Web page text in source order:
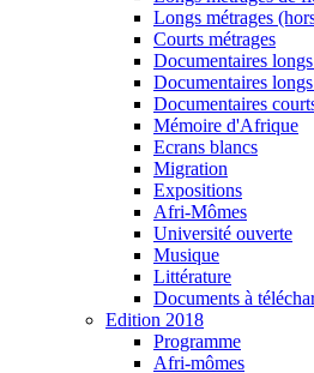
Longs métrages
Courts métrages
Documentaires
Documentaires
Documentaires
Mémoire d'Afrique
Ecrans blancs
Migration
Expositions
Afri-Mômes
Université ouverte
Musique
Littérature
Documents à
Edition 2018
Programme
Afri-mômes